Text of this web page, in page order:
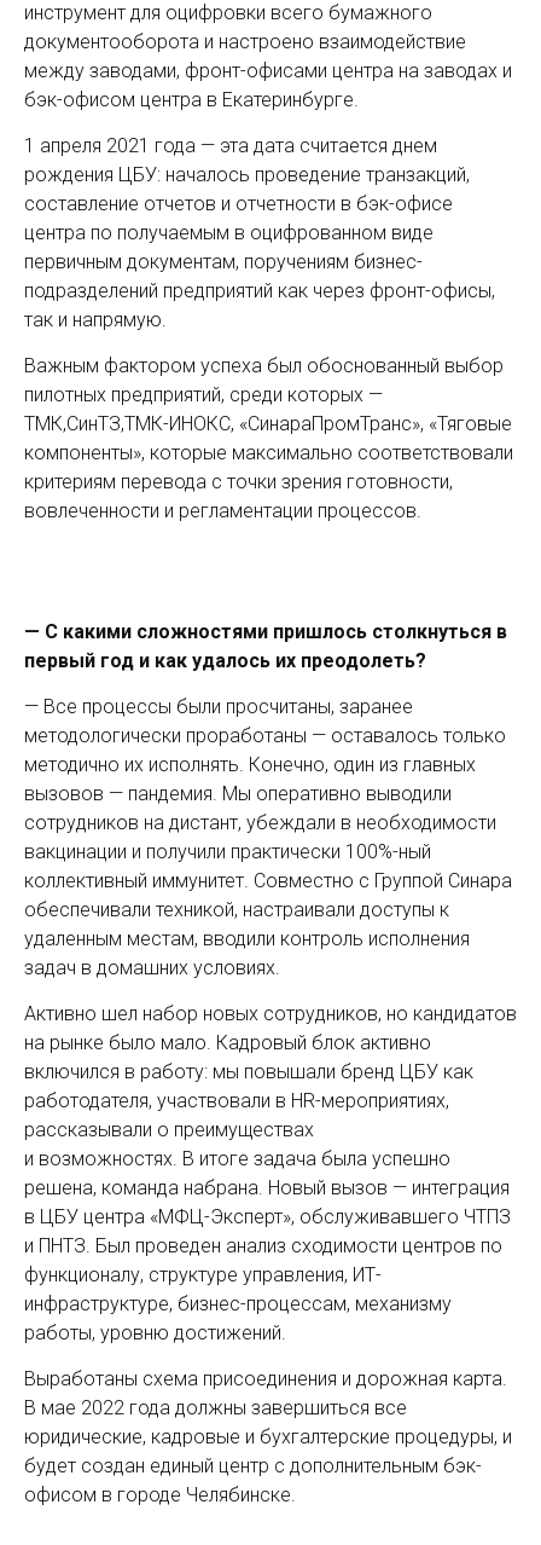
инструмент для оцифровки всего бумажного
документооборота и настроено взаимодействие
между заводами, фронт-офисами центра на заводах и
бэк-офисом центра в Екатеринбурге.
1 апреля 2021 года — эта дата считается днем
рождения ЦБУ: началось проведение транзакций,
составление отчетов и отчетности в бэк-офисе
центра по получаемым в оцифрованном виде
первичным документам, поручениям бизнес-
подразделений предприятий как через фронт-офисы,
так и напрямую.
Важным фактором успеха был обоснованный выбор
пилотных предприятий, среди которых —
ТМК,СинТЗ,ТМК-ИНОКС, «СинараПромТранс», «Тяговые
компоненты», которые максимально соответствовали
критериям перевода с точки зрения готовности,
вовлеченности и регламентации процессов.
— С какими сложностями пришлось столкнуться в
первый год и как удалось их преодолеть?
— Все процессы были просчитаны, заранее
методологически проработаны — оставалось только
методично их исполнять. Конечно, один из главных
вызовов — пандемия. Мы оперативно выводили
сотрудников на дистант, убеждали в необходимости
вакцинации и получили практически 100%-ный
коллективный иммунитет. Совместно с Группой Синара
обеспечивали техникой, настраивали доступы к
удаленным местам, вводили контроль исполнения
задач в домашних условиях.
Активно шел набор новых сотрудников, но кандидатов
на рынке было мало. Кадровый блок активно
включился в работу: мы повышали бренд ЦБУ как
работодателя, участвовали в HR-мероприятиях,
рассказывали о преимуществах
и возможностях. В итоге задача была успешно
решена, команда набрана. Новый вызов — интеграция
в ЦБУ центра «МФЦ-Эксперт», обслуживавшего ЧТПЗ
и ПНТЗ. Был проведен анализ сходимости центров по
функционалу, структуре управления, ИТ-
инфраструктуре, бизнес-процессам, механизму
работы, уровню достижений.
Выработаны схема присоединения и дорожная карта.
В мае 2022 года должны завершиться все
юридические, кадровые и бухгалтерские процедуры, и
будет создан единый центр с дополнительным бэк-
офисом в городе Челябинске.